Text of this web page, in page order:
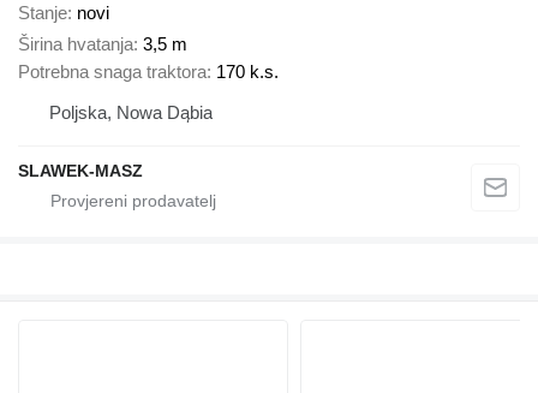
Stanje novi
Širina hvatanja 3,5 m
Potrebna snaga traktora 170 k.s.
Poljska, Nowa Dąbia
SLAWEK-MASZ